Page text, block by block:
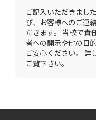
ご記入いただきまし
び、お客様へのご連
だきます。 当校で責
者への開示や他の目
ご安心ください。 詳
ご覧下さい。